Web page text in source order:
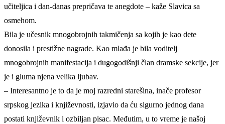
učiteljica i dan-danas prepričava te anegdote – kaže Slavica sa
osmehom.
Bila je učesnik mnogobrojnih takmičenja sa kojih je kao dete
donosila i prestižne nagrade. Kao mlađa je bila voditelj
mnogobrojnih manifestacija i dugogodišnji član dramske sekcije, jer
je i gluma njena velika ljubav.
– Interesantno je to da je moj razredni starešina, inače profesor
srpskog jezika i književnosti, izjavio da ću sigurno jednog dana
postati književnik i ozbiljan pisac. Međutim, u to vreme je našoj